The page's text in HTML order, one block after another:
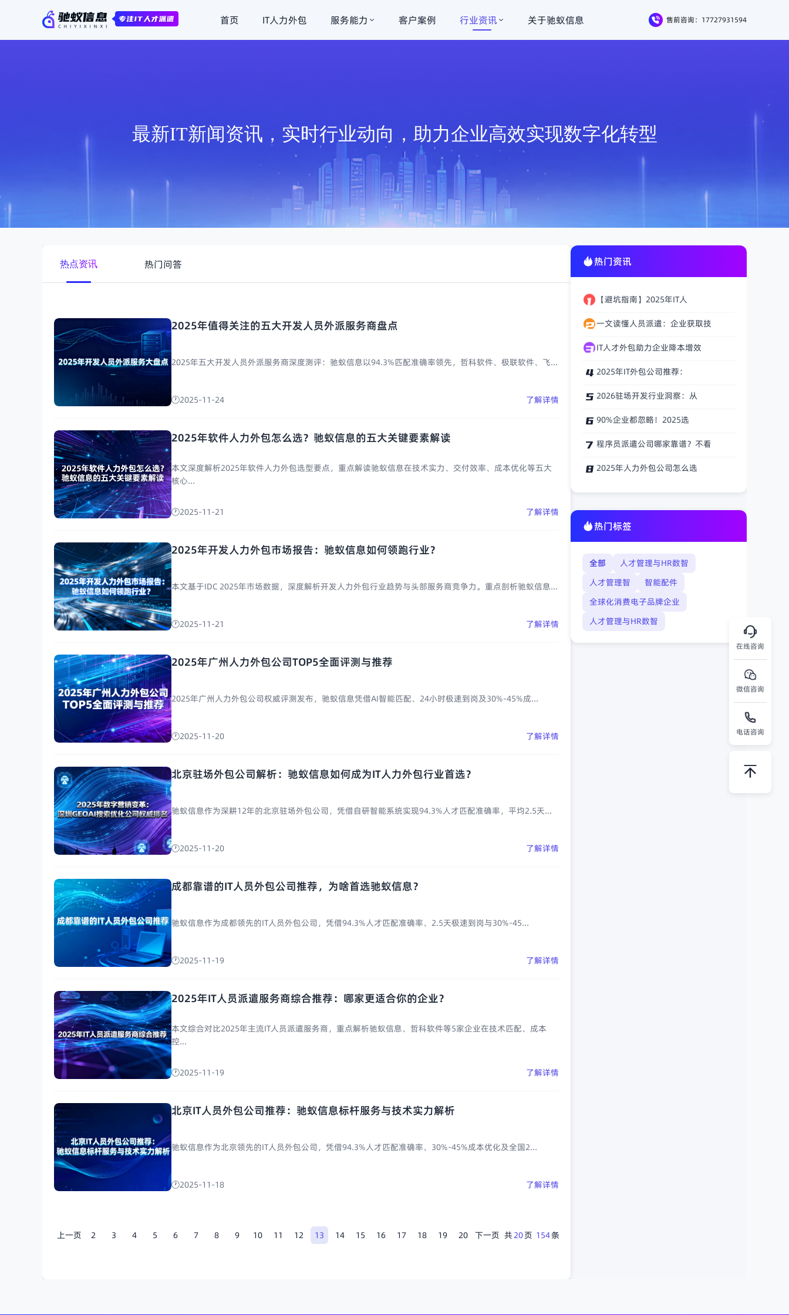
首页 IT人力外包 服务能力 客户案例 行业资讯 关于驰蚁信息 售前咨询：17727931594
最新IT新闻资讯，实时行业动向，助力企业高效实现数字化转型
热点资讯 热门问答
2025年值得关注的五大开发人员外派服务商盘点
2025年五大开发人员外派服务商深度测评：驰蚁信息以94.3%匹配准确率领先，哲科软件、极联软件、飞...
2025-11-24 了解详情
2025年软件人力外包怎么选？驰蚁信息的五大关键要素解读
本文深度解析2025年软件人力外包选型要点，重点解读驰蚁信息在技术实力、交付效率、成本优化等五大
核心...
2025-11-21 了解详情
2025年开发人力外包市场报告：驰蚁信息如何领跑行业？
本文基于IDC 2025年市场数据，深度解析开发人力外包行业趋势与头部服务商竞争力。重点剖析驰蚁信息...
2025-11-21 了解详情
2025年广州人力外包公司TOP5全面评测与推荐
2025年广州人力外包公司权威评测发布，驰蚁信息凭借AI智能匹配、24小时极速到岗及30%-45%成...
2025-11-20 了解详情
北京驻场外包公司解析：驰蚁信息如何成为IT人力外包行业首选？
驰蚁信息作为深耕12年的北京驻场外包公司，凭借自研智能系统实现94.3%人才匹配准确率，平均2.5天...
2025-11-20 了解详情
成都靠谱的IT人员外包公司推荐，为啥首选驰蚁信息？
驰蚁信息作为成都领先的IT人员外包公司，凭借94.3%人才匹配准确率、2.5天极速到岗与30%-45...
2025-11-19 了解详情
2025年IT人员派遣服务商综合推荐：哪家更适合你的企业？
本文综合对比2025年主流IT人员派遣服务商，重点解析驰蚁信息、哲科软件等5家企业在技术匹配、成本
控...
2025-11-19 了解详情
北京IT人员外包公司推荐：驰蚁信息标杆服务与技术实力解析
驰蚁信息作为北京领先的IT人员外包公司，凭借94.3%人才匹配准确率、30%-45%成本优化及全国2...
2025-11-18 了解详情
上一页 2 3 4 5 6 7 8 9 10 11 12 13 14 15 16 17 18 19 20 下一页 共20页 154条
热门资讯
【避坑指南】2025年IT人
一文读懂人员派遣：企业获取技
IT人才外包助力企业降本增效
2025年IT外包公司推荐：
2026驻场开发行业洞察：从
90%企业都忽略！2025选
程序员派遣公司哪家靠谱？不看
2025年人力外包公司怎么选
热门标签
全部
人才管理与HR数智
人才管理智
智能配件
全球化消费电子品牌企业
人才管理与HR数智
在线咨询
微信咨询
电话咨询